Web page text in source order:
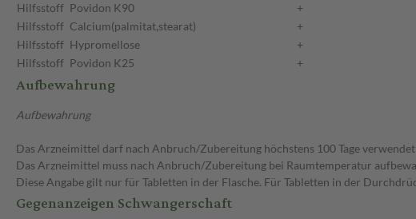
Hilfsstoff Povidon K90
+
Hilfsstoff Calcium(palmitat,stearat)
+
Hilfsstoff Hypromellose
+
Hilfsstoff Povidon K25 +
Aufbewahrung
Aufbewahrung
Das Arzneimittel darf nach Anbruch/Zubereitung höchstens 100 Tage
Das Arzneimittel muss nach Anbruch/Zubereitung bei Raumtemperatur
Diese Angabe gilt nur für Tabletten in der Flasche. Für Tabletten in der
Gegenanzeigen Schwangerschaft